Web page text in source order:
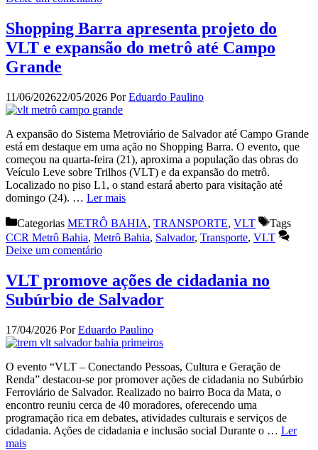
Shopping Barra apresenta projeto do
VLT e expansão do metrô até Campo
Grande
11/06/202622/05/2026 PorEduardo Paulino
A expansão do Sistema Metroviário de Salvador até Campo Grande
está em destaque em uma ação no Shopping Barra. O evento, que
começou na quarta-feira (21), aproxima a população das obras do
Veículo Leve sobre Trilhos (VLT) e da expansão do metrô.
Localizado no piso L1, o stand estará aberto para visitação até
domingo (24). … Ler mais
Categorias METRÔ BAHIA, TRANSPORTE, VLT
Tags
CCR Metrô Bahia, Metrô Bahia, Salvador, Transporte, VLT
Deixe um comentário
VLT promove ações de cidadania no
Subúrbio de Salvador
17/04/2026 PorEduardo Paulino
O evento “VLT – Conectando Pessoas, Cultura e Geração de
Renda” destacou-se por promover ações de cidadania no Subúrbio
Ferroviário de Salvador. Realizado no bairro Boca da Mata, o
encontro reuniu cerca de 40 moradores, oferecendo uma
programação rica em debates, atividades culturais e serviços de
cidadania. Ações de cidadania e inclusão social Durante o … Ler
mais